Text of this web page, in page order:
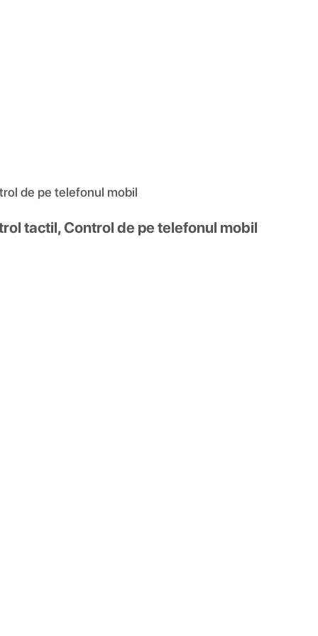
de pe telefonul mobil
tactil, Control de pe telefonul mobil